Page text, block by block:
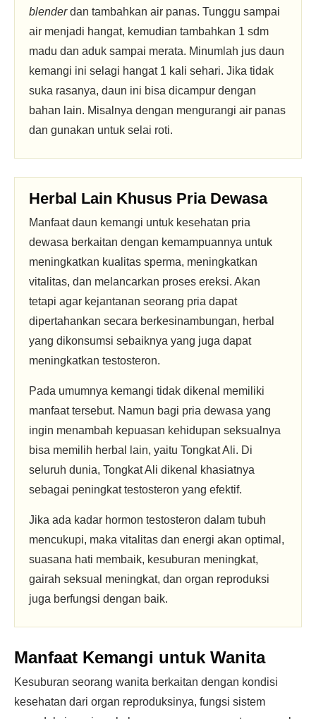
blenderdan tambahkan air panas. Tunggu sampai
air menjadi hangat, kemudian tambahkan 1 sdm
madu dan aduk sampai merata. Minumlah jus daun
kemangi ini selagi hangat 1 kali sehari. Jika tidak
suka rasanya, daun ini bisa dicampur dengan
bahan lain. Misalnya dengan mengurangi air panas
dan gunakan untuk selai roti.
Herbal Lain Khusus Pria Dewasa
Manfaat daun kemangi untuk kesehatan pria
dewasa berkaitan dengan kemampuannya untuk
meningkatkan kualitas sperma, meningkatkan
vitalitas, dan melancarkan proses ereksi. Akan
tetapi agar kejantanan seorang pria dapat
dipertahankan secara berkesinambungan, herbal
yang dikonsumsi sebaiknya yang juga dapat
meningkatkan testosteron.
Pada umumnya kemangi tidak dikenal memiliki
manfaat tersebut. Namun bagi pria dewasa yang
ingin menambah kepuasan kehidupan seksualnya
bisa memilih herbal lain, yaitu Tongkat Ali. Di
seluruh dunia, Tongkat Ali dikenal khasiatnya
sebagai peningkat testosteron yang efektif.
Jika ada kadar hormon testosteron dalam tubuh
mencukupi, maka vitalitas dan energi akan optimal,
suasana hati membaik, kesuburan meningkat,
gairah seksual meningkat, dan organ reproduksi
juga berfungsi dengan baik.
Manfaat Kemangi untuk Wanita
Kesuburan seorang wanita berkaitan dengan kondisi
kesehatan dari organ reproduksinya, fungsi sistem